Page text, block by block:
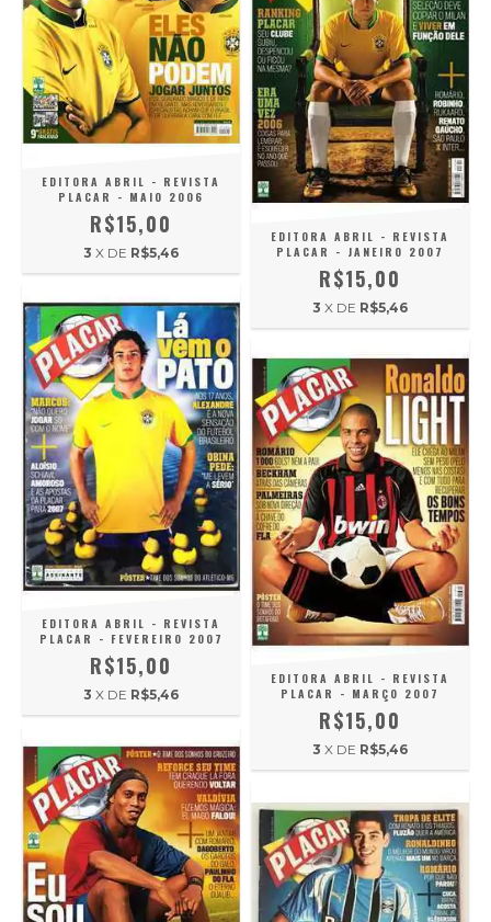
EDITORA ABRIL - REVISTA
PLACAR - MAIO 2006
R$15,00
3 X DE R$5,46
EDITORA ABRIL - REVISTA
PLACAR - JANEIRO 2007
R$15,00
3 X DE R$5,46
EDITORA ABRIL - REVISTA
PLACAR - FEVEREIRO 2007
R$15,00
3 X DE R$5,46
EDITORA ABRIL - REVISTA
PLACAR - MARÇO 2007
R$15,00
3 X DE R$5,46